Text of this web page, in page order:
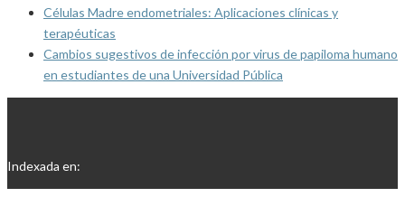
Células Madre endometriales: Aplicaciones clínicas y
terapéuticas
Cambios sugestivos de infección por virus de papiloma humano
en estudiantes de una Universidad Pública
Indexada en: